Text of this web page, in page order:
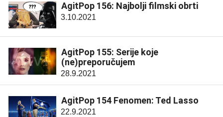
AgitPop 156: Najbolji filmski obrti
3.10.2021
AgitPop 155: Serije koje
(ne)preporučujem
28.9.2021
AgitPop 154 Fenomen: Ted Lasso
22.9.2021